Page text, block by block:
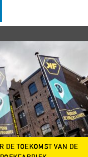
DE TOEKOMST VAN DE